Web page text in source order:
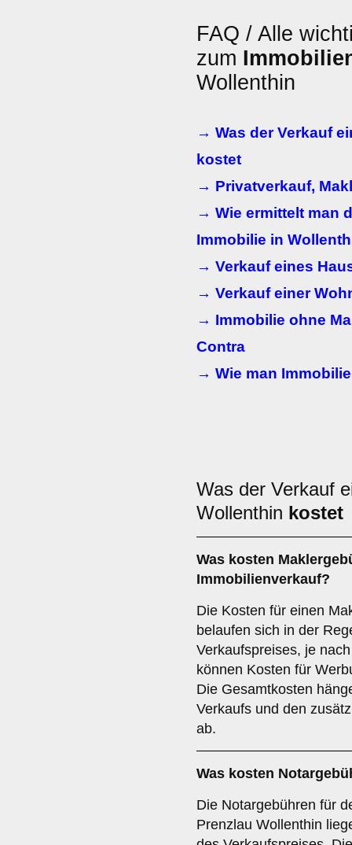
FAQ / Alle
zum
Wollenthin
→ Was der Verkauf
kostet
→ Privatverkauf,
→ Wie ermittelt man
Immobilie in
→ Verkauf eines
→ Verkauf einer
→ Immobilie ohne
Contra
→ Wie man
Was der Verkauf
Wollenthin kostet
Was kosten
Immobilienverkauf?
Die Kosten für einen
belaufen sich in der
Verkaufspreises, je
können Kosten für
Die Gesamtkosten
Verkaufs und den
ab.
Was kosten
Die Notargebühren für
Prenzlau Wollenthin